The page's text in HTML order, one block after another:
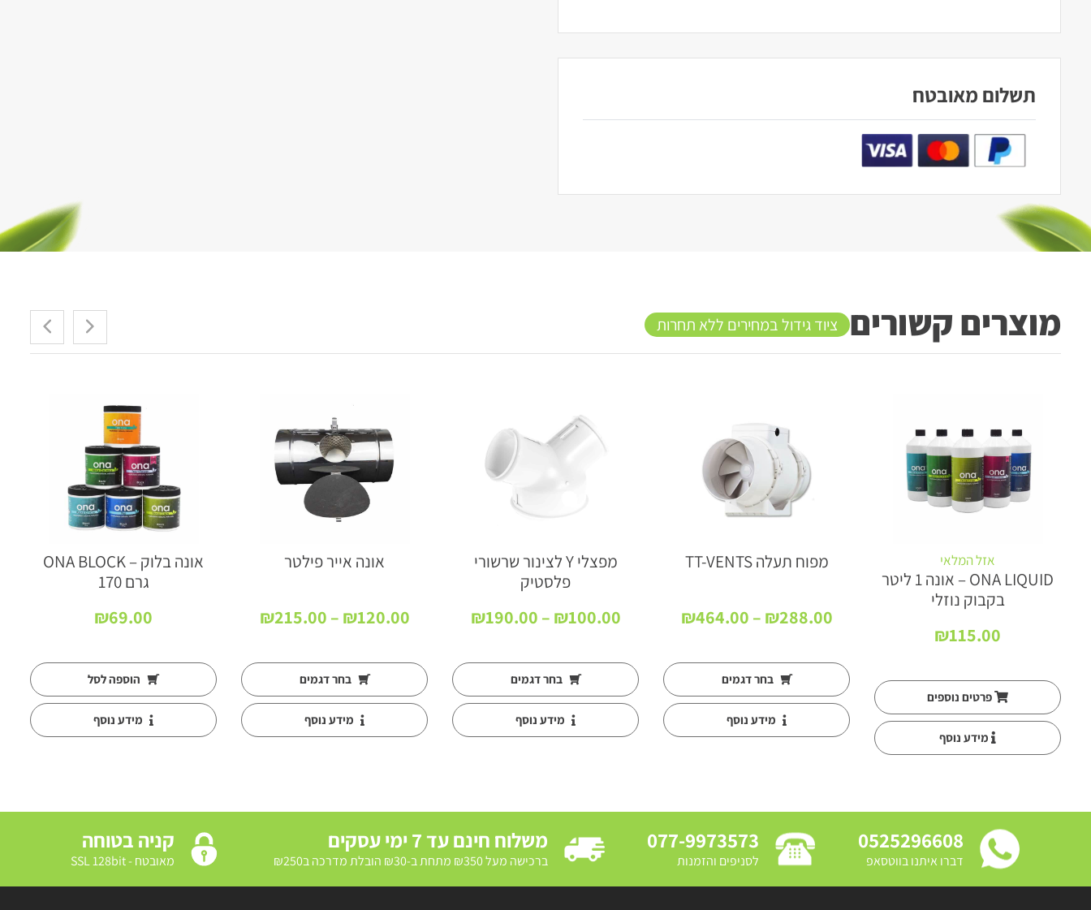
תשלום מאובטח
מוצרים קשורים ציוד גידול במחירים ללא תחרות
אזל המלאי
ONA LIQUID – אונה 1 ליטר
בקבוק נוזלי
₪115.00
פרטים נוספים
מידע נוסף
מפוח תעלה TT-VENTS
₪288.00
–
₪464.00
עד בחר דגמים
מידע נוסף
מפצלי Y לצינור שרשורי
פלסטיק
₪100.00
–
₪190.00
עד בחר דגמים
מידע נוסף
אונה אייר פילטר
₪120.00
–
₪215.00
עד בחר דגמים
מידע נוסף
אונה בלוק – ONA BLOCK
גרם 170
₪69.00
הוספה לסל
מידע נוסף
0525296608
דברו איתנו בווטסאפ
077-9973573
לסניפים והזמנות
משלוח חינם עד 7 ימי עסקים
ברכישה מעל ₪350 מתחת ב-₪30 הובלת מדרכה ב₪250
קניה בטוחה
מאובטח - SSL 128bit